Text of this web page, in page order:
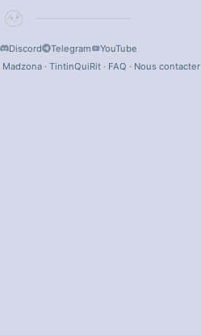
Discord Telegram
YouTube
Madzona ·TintinQuiRit · FAQ · Nous contacter